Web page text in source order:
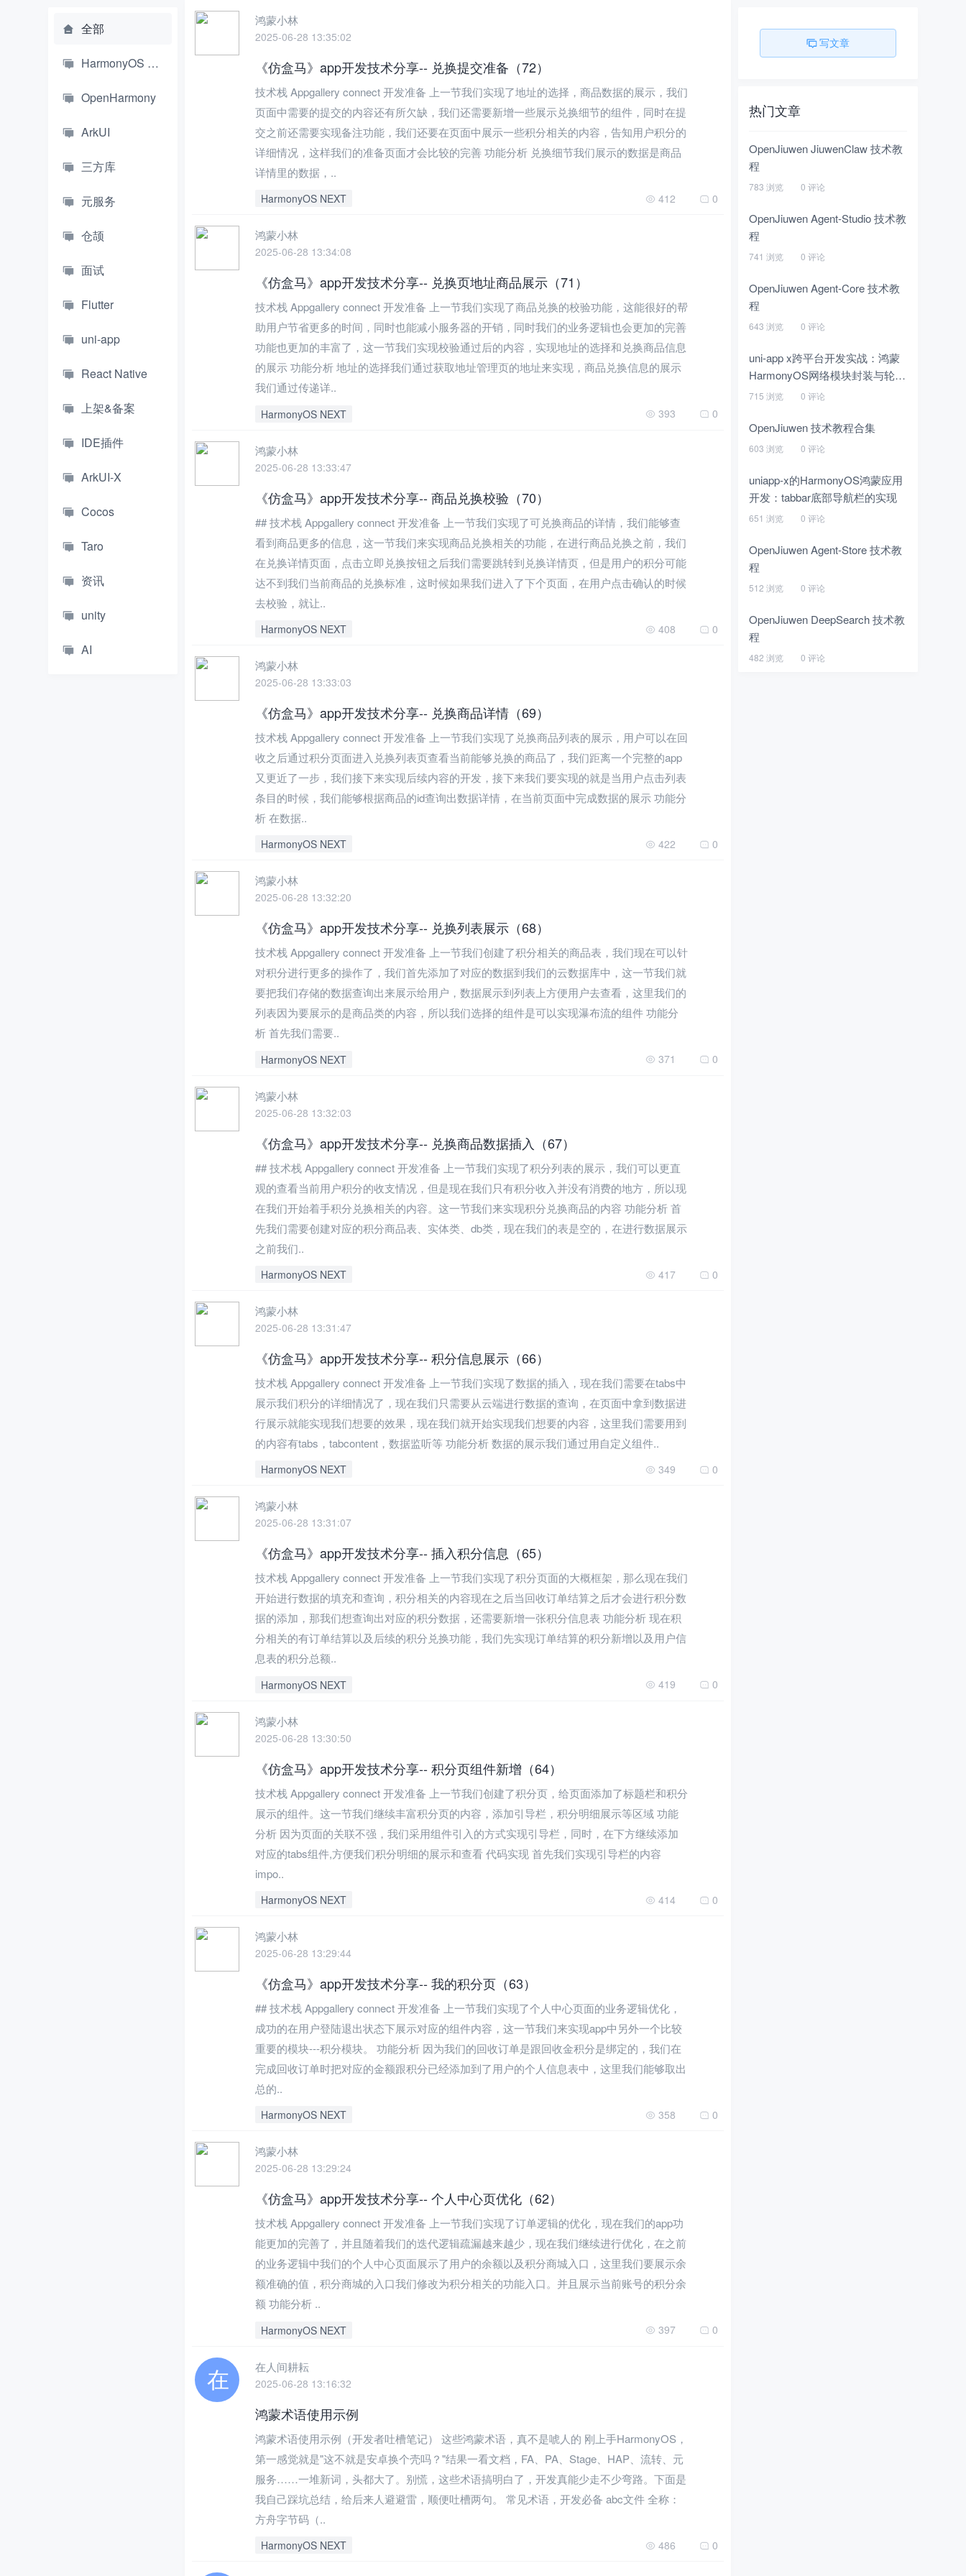
全部
HarmonyOS NEXT
OpenHarmony
ArkUI
三方库
元服务
仓颉
面试
Flutter
uni-app
React Native
上架&备案
IDE插件
ArkUI-X
Cocos
Taro
资讯
unity
AI
鸿蒙小林
2025-06-28 13:35:02
《仿盒马》app开发技术分享-- 兑换提交准备（72）
技术栈 Appgallery connect 开发准备 上一节我们实现了地址的选择，商品数据的展示，我们
页面中需要的提交的内容还有所欠缺，我们还需要新增一些展示兑换细节的组件，同时在提
交之前还需要实现备注功能，我们还要在页面中展示一些积分相关的内容，告知用户积分的
详细情况，这样我们的准备页面才会比较的完善 功能分析 兑换细节我们展示的数据是商品
详情里的数据，..
HarmonyOS NEXT 412 0
鸿蒙小林
2025-06-28 13:34:08
《仿盒马》app开发技术分享-- 兑换页地址商品展示（71）
技术栈 Appgallery connect 开发准备 上一节我们实现了商品兑换的校验功能，这能很好的帮
助用户节省更多的时间，同时也能减小服务器的开销，同时我们的业务逻辑也会更加的完善
功能也更加的丰富了，这一节我们实现校验通过后的内容，实现地址的选择和兑换商品信息
的展示 功能分析 地址的选择我们通过获取地址管理页的地址来实现，商品兑换信息的展示
我们通过传递详..
HarmonyOS NEXT 393 0
鸿蒙小林
2025-06-28 13:33:47
《仿盒马》app开发技术分享-- 商品兑换校验（70）
## 技术栈 Appgallery connect 开发准备 上一节我们实现了可兑换商品的详情，我们能够查
看到商品更多的信息，这一节我们来实现商品兑换相关的功能，在进行商品兑换之前，我们
在兑换详情页面，点击立即兑换按钮之后我们需要跳转到兑换详情页，但是用户的积分可能
达不到我们当前商品的兑换标准，这时候如果我们进入了下个页面，在用户点击确认的时候
去校验，就让..
HarmonyOS NEXT 408 0
鸿蒙小林
2025-06-28 13:33:03
《仿盒马》app开发技术分享-- 兑换商品详情（69）
技术栈 Appgallery connect 开发准备 上一节我们实现了兑换商品列表的展示，用户可以在回
收之后通过积分页面进入兑换列表页查看当前能够兑换的商品了，我们距离一个完整的app
又更近了一步，我们接下来实现后续内容的开发，接下来我们要实现的就是当用户点击列表
条目的时候，我们能够根据商品的id查询出数据详情，在当前页面中完成数据的展示 功能分
析 在数据..
HarmonyOS NEXT 422 0
鸿蒙小林
2025-06-28 13:32:20
《仿盒马》app开发技术分享-- 兑换列表展示（68）
技术栈 Appgallery connect 开发准备 上一节我们创建了积分相关的商品表，我们现在可以针
对积分进行更多的操作了，我们首先添加了对应的数据到我们的云数据库中，这一节我们就
要把我们存储的数据查询出来展示给用户，数据展示到列表上方便用户去查看，这里我们的
列表因为要展示的是商品类的内容，所以我们选择的组件是可以实现瀑布流的组件 功能分
析 首先我们需要..
HarmonyOS NEXT 371 0
鸿蒙小林
2025-06-28 13:32:03
《仿盒马》app开发技术分享-- 兑换商品数据插入（67）
## 技术栈 Appgallery connect 开发准备 上一节我们实现了积分列表的展示，我们可以更直
观的查看当前用户积分的收支情况，但是现在我们只有积分收入并没有消费的地方，所以现
在我们开始着手积分兑换相关的内容。这一节我们来实现积分兑换商品的内容 功能分析 首
先我们需要创建对应的积分商品表、实体类、db类，现在我们的表是空的，在进行数据展示
之前我们..
HarmonyOS NEXT 417 0
鸿蒙小林
2025-06-28 13:31:47
《仿盒马》app开发技术分享-- 积分信息展示（66）
技术栈 Appgallery connect 开发准备 上一节我们实现了数据的插入，现在我们需要在tabs中
展示我们积分的详细情况了，现在我们只需要从云端进行数据的查询，在页面中拿到数据进
行展示就能实现我们想要的效果，现在我们就开始实现我们想要的内容，这里我们需要用到
的内容有tabs，tabcontent，数据监听等 功能分析 数据的展示我们通过用自定义组件..
HarmonyOS NEXT 349 0
鸿蒙小林
2025-06-28 13:31:07
《仿盒马》app开发技术分享-- 插入积分信息（65）
技术栈 Appgallery connect 开发准备 上一节我们实现了积分页面的大概框架，那么现在我们
开始进行数据的填充和查询，积分相关的内容现在之后当回收订单结算之后才会进行积分数
据的添加，那我们想查询出对应的积分数据，还需要新增一张积分信息表 功能分析 现在积
分相关的有订单结算以及后续的积分兑换功能，我们先实现订单结算的积分新增以及用户信
息表的积分总额..
HarmonyOS NEXT 419 0
鸿蒙小林
2025-06-28 13:30:50
《仿盒马》app开发技术分享-- 积分页组件新增（64）
技术栈 Appgallery connect 开发准备 上一节我们创建了积分页，给页面添加了标题栏和积分
展示的组件。这一节我们继续丰富积分页的内容，添加引导栏，积分明细展示等区域 功能
分析 因为页面的关联不强，我们采用组件引入的方式实现引导栏，同时，在下方继续添加
对应的tabs组件,方便我们积分明细的展示和查看 代码实现 首先我们实现引导栏的内容
impo..
HarmonyOS NEXT 414 0
鸿蒙小林
2025-06-28 13:29:44
《仿盒马》app开发技术分享-- 我的积分页（63）
## 技术栈 Appgallery connect 开发准备 上一节我们实现了个人中心页面的业务逻辑优化，
成功的在用户登陆退出状态下展示对应的组件内容，这一节我们来实现app中另外一个比较
重要的模块---积分模块。 功能分析 因为我们的回收订单是跟回收金积分是绑定的，我们在
完成回收订单时把对应的金额跟积分已经添加到了用户的个人信息表中，这里我们能够取出
总的..
HarmonyOS NEXT 358 0
鸿蒙小林
2025-06-28 13:29:24
《仿盒马》app开发技术分享-- 个人中心页优化（62）
技术栈 Appgallery connect 开发准备 上一节我们实现了订单逻辑的优化，现在我们的app功
能更加的完善了，并且随着我们的迭代逻辑疏漏越来越少，现在我们继续进行优化，在之前
的业务逻辑中我们的个人中心页面展示了用户的余额以及积分商城入口，这里我们要展示余
额准确的值，积分商城的入口我们修改为积分相关的功能入口。并且展示当前账号的积分余
额 功能分析 ..
HarmonyOS NEXT 397 0
在人间耕耘
2025-06-28 13:16:32
鸿蒙术语使用示例
鸿蒙术语使用示例（开发者吐槽笔记） 这些鸿蒙术语，真不是唬人的 刚上手HarmonyOS，
第一感觉就是"这不就是安卓换个壳吗？"结果一看文档，FA、PA、Stage、HAP、流转、元
服务……一堆新词，头都大了。别慌，这些术语搞明白了，开发真能少走不少弯路。下面是
我自己踩坑总结，给后来人避避雷，顺便吐槽两句。 常见术语，开发必备 abc文件 全称：
方舟字节码（..
HarmonyOS NEXT 486 0
写文章
热门文章
OpenJiuwen JiuwenClaw 技术教
程
783 浏览 0 评论
OpenJiuwen Agent-Studio 技术教
程
741 浏览 0 评论
OpenJiuwen Agent-Core 技术教
程
643 浏览 0 评论
uni-app x跨平台开发实战：鸿蒙
HarmonyOS网络模块封装与轮播
图实现
715 浏览 0 评论
OpenJiuwen 技术教程合集
603 浏览 0 评论
uniapp-x的HarmonyOS鸿蒙应用
开发：tabbar底部导航栏的实现
651 浏览 0 评论
OpenJiuwen Agent-Store 技术教
程
512 浏览 0 评论
OpenJiuwen DeepSearch 技术教
程
482 浏览 0 评论